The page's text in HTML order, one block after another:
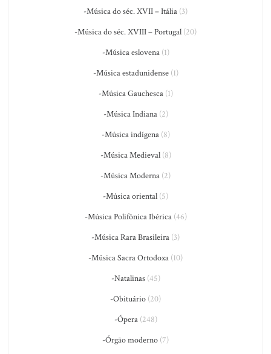
-Música do séc. XVII – Itália (3)
-Música do séc. XVIII – Portugal (20)
-Música eslovena(1)
-Música estadunidense(1)
-Música Gauchesca(1)
-Música Indiana(2)
-Música indígena(8)
-Música Medieval(8)
-Música Moderna (2)
-Música oriental (5)
-Música Polifônica Ibérica(46)
-Música Rara Brasileira (3)
-Música Sacra Ortodoxa (10)
-Natalinas(45)
-Obituário (20)
-Ópera(248)
-Órgão moderno (7)